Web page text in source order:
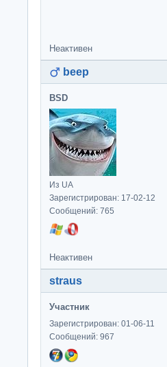
Неактивен
beep
BSD
Из UA
Зарегистрирован: 17-02-12
Сообщений: 765
Неактивен
straus
Участник
Зарегистрирован: 01-06-11
Сообщений: 967